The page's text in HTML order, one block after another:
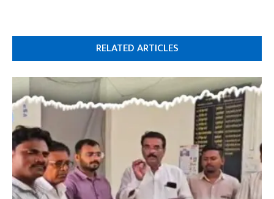
RELATED ARTICLES